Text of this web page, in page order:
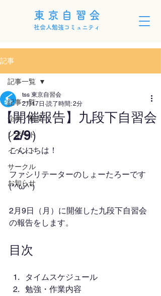
東京自習会
社会人勉強コミュニティ
記事
記事一覧
企画・制度
レポート
イベント
サークル
お知らせ
記事一覧
【開催報告】九段下自習会
（2/9）
tss 東京自習会
2月17日 読了時間: 2分
こんにちは！
ファシリテーターのしょーたろーです
(*^ω^*)
2月9日（月）に開催した九段下自習会
の報告をします。
目次
タイムスケジュール
勉強・作業内容